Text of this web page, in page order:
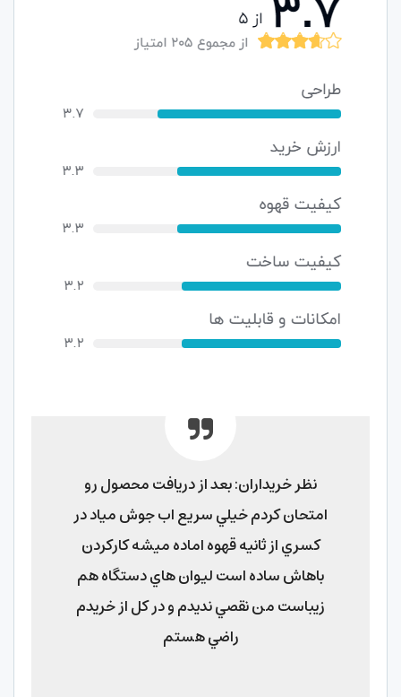
امتحان كردم خيلي سريع اب جوش مياد در
زيباست من نقصي نديدم و در كل از خريدم
قهوه ساز فیلیپس مدل